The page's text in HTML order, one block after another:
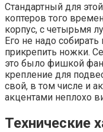
Стандартный для
коптеров того
корпус, с четырьмя
Его не надо
прикрепить ножки.
это было фишкой
крепление для
свой, в том числе и
акцентами неплохо
Технические